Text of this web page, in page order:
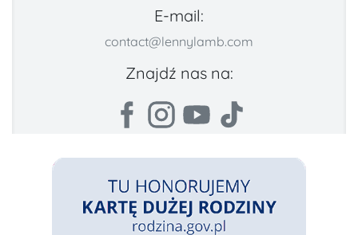
E-mail:
contact@lennylamb.com
Znajdź nas na: